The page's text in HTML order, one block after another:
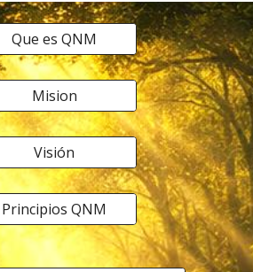
Que es QNM
Mision
Visión
Principios QNM